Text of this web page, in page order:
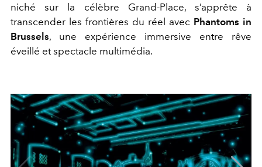
niché sur la célèbre Grand-Place, s’apprête à
transcender les frontières du réel avec Phantoms in
Brussels, une expérience immersive entre rêve
éveillé et spectacle multimédia.